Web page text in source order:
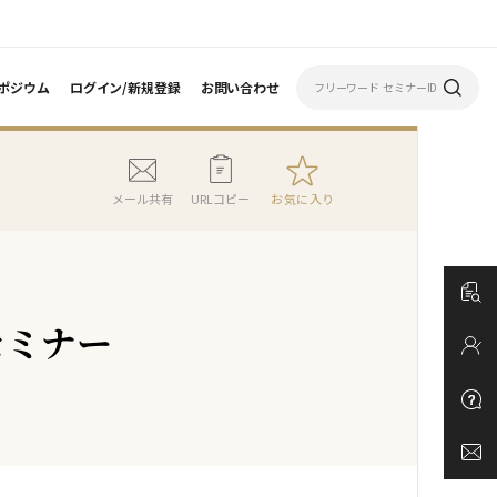
ジウム ログイン/新規登録 お問い合わせ
メール共有 URLコピー お気に入り
ナー